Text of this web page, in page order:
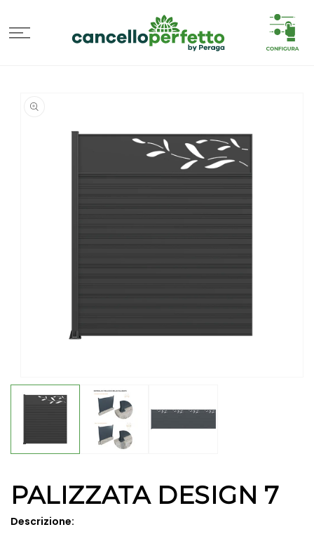
INFORMAZIONI
SUL
Apri
contenuti
multimediali
modale
PALIZZATA DESIGN 7
Descrizione: